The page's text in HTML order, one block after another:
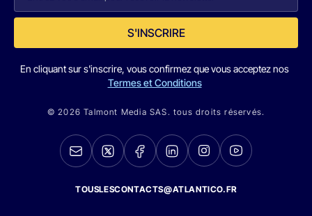
S'INSCRIRE
En cliquant sur s'inscrire, vous confirmez que vous acceptez nos
Termes et Conditions
© 2026 Talmont Media SAS. tous droits réservés.
TOUSLESCONTACTS@ATLANTICO.FR